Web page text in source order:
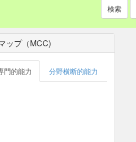
検索
ップ（MCC)
門的能力
分野横断的能力